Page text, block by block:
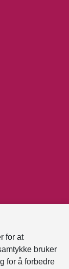
for at
bruker
for å forbedre